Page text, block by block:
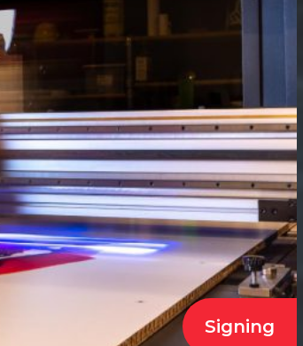
Signing